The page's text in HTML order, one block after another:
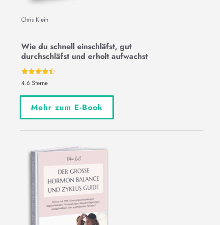
Chris Klein
Wie du schnell einschläfst, gut
durchschläfst und erholt aufwachst
4.6 Sterne
Mehr zum E-Book